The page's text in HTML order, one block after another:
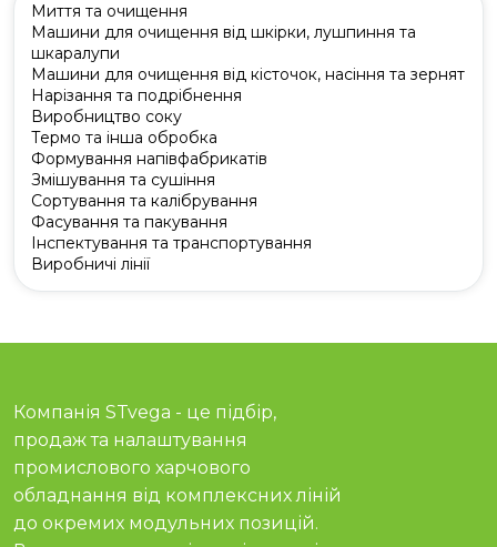
Миття та очищення
Машини для очищення від шкірки, лушпиння та
шкаралупи
Машини для очищення від кісточок, насіння та зернят
Нарізання та подрібнення
Виробництво соку
Термо та інша обробка
Формування напівфабрикатів
Змішування та сушіння
Сортування та калібрування
Фасування та пакування
Інспектування та транспортування
Виробничі лінії
Компанія STvega - це підбір,
продаж та налаштування
промислового харчового
обладнання від комплексних ліній
до окремих модульних позицій.